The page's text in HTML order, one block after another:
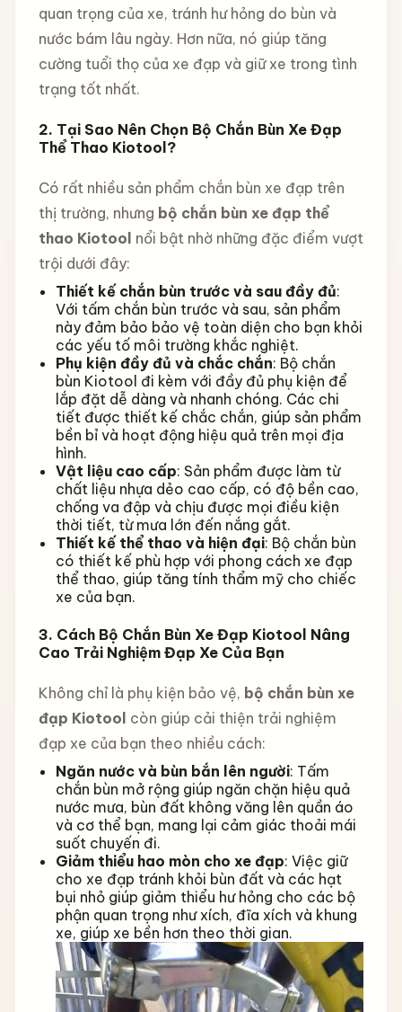
quan trọng của xe, tránh hư hỏng do bùn và
nước bám lâu ngày. Hơn nữa, nó giúp tăng
cường tuổi thọ của xe đạp và giữ xe trong tình
trạng tốt nhất.
2. Tại Sao Nên Chọn Bộ Chắn Bùn Xe Đạp
Thể Thao Kiotool?
Có rất nhiều sản phẩm chắn bùn xe đạp trên
thị trường, nhưng bộ chắn bùn xe đạp thể
thao Kiotool nổi bật nhờ những đặc điểm vượt
trội dưới đây:
Thiết kế chắn bùn trước và sau đầy đủ:
Với tấm chắn bùn trước và sau, sản phẩm
này đảm bảo bảo vệ toàn diện cho bạn khỏi
các yếu tố môi trường khắc nghiệt.
Phụ kiện đầy đủ và chắc chắn: Bộ chắn
bùn Kiotool đi kèm với đầy đủ phụ kiện để
lắp đặt dễ dàng và nhanh chóng. Các chi
tiết được thiết kế chắc chắn, giúp sản phẩm
bền bỉ và hoạt động hiệu quả trên mọi địa
hình.
Vật liệu cao cấp: Sản phẩm được làm từ
chất liệu nhựa dẻo cao cấp, có độ bền cao,
chống va đập và chịu được mọi điều kiện
thời tiết, từ mưa lớn đến nắng gắt.
Thiết kế thể thao và hiện đại: Bộ chắn bùn
có thiết kế phù hợp với phong cách xe đạp
thể thao, giúp tăng tính thẩm mỹ cho chiếc
xe của bạn.
3. Cách Bộ Chắn Bùn Xe Đạp Kiotool Nâng
Cao Trải Nghiệm Đạp Xe Của Bạn
Không chỉ là phụ kiện bảo vệ, bộ chắn bùn xe
đạp Kiotool còn giúp cải thiện trải nghiệm
đạp xe của bạn theo nhiều cách:
Ngăn nước và bùn bắn lên người: Tấm
chắn bùn mở rộng giúp ngăn chặn hiệu quả
nước mưa, bùn đất không văng lên quần áo
và cơ thể bạn, mang lại cảm giác thoải mái
suốt chuyến đi.
Giảm thiểu hao mòn cho xe đạp: Việc giữ
cho xe đạp tránh khỏi bùn đất và các hạt
bụi nhỏ giúp giảm thiểu hư hỏng cho các bộ
phận quan trọng như xích, đĩa xích và khung
xe, giúp xe bền hơn theo thời gian.